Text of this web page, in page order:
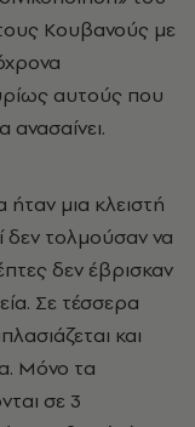
Κουβανούς με
αυτούς που
μια κλειστή
δεν τολμούσαν να
δεν έβρισκαν
Σε τέσσερα
και
Μόνο τα
σε 3